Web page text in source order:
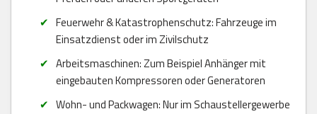
Feuerwehr & Katastrophenschutz: Fahrzeuge im
Einsatzdienst oder im Zivilschutz
Arbeitsmaschinen: Zum Beispiel Anhänger mit
eingebauten Kompressoren oder Generatoren
Wohn- und Packwagen: Nur im Schaustellergewerbe